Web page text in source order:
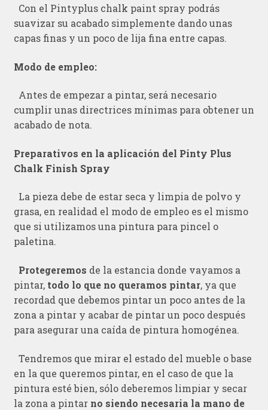
Con el Pintyplus chalk paint spray podrás
suavizar su acabado simplemente dando unas
capas finas y un poco de lija fina entre capas.
Modo de empleo:
Antes de empezar a pintar, será necesario
cumplir unas directrices mínimas para obtener un
acabado de nota.
Preparativos en la aplicación del Pinty Plus
Chalk Finish Spray
La pieza debe de estar seca y limpia de polvo y
grasa, en realidad el modo de empleo es el mismo
que si utilizamos una pintura para pincel o
paletina.
Protegeremos de la estancia donde vayamos a
pintar,todo lo que no queramos pintar, ya que
recordad que debemos pintar un poco antes de la
zona a pintar y acabar de pintar un poco después
para asegurar una caída de pintura homogénea.
Tendremos que mirar el estado del mueble o base
en la que queremos pintar, en el caso de que la
pintura esté bien, sólo deberemos limpiar y secar
la zona a pintar no siendo necesaria la mano de